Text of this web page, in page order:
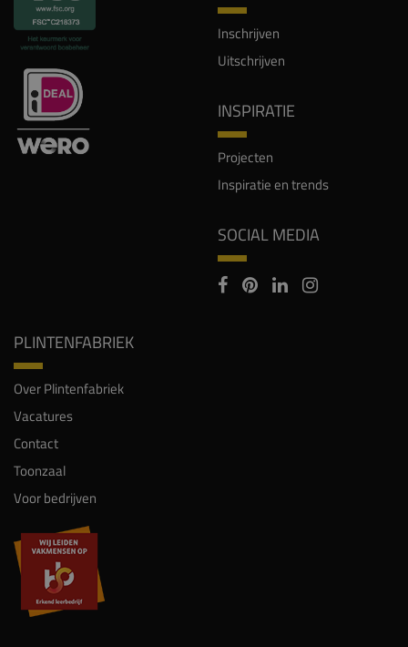
Inschrijven
Uitschrijven
INSPIRATIE
Projecten
Inspiratie en trends
SOCIAL MEDIA
PLINTENFABRIEK
Over Plintenfabriek
Vacatures
Contact
Toonzaal
Voor bedrijven